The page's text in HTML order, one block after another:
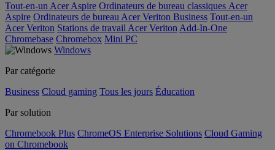
Tout-en-un Acer Aspire Ordinateurs de bureau classiques Acer
Aspire Ordinateurs de bureau Acer Veriton Business Tout-en-un
Acer Veriton Stations de travail Acer Veriton Add-In-One
Chromebase Chromebox Mini PC
Windows
Par catégorie
Business Cloud gaming Tous les jours Éducation
Par solution
Chromebook Plus ChromeOS Enterprise Solutions Cloud Gaming
on Chromebook